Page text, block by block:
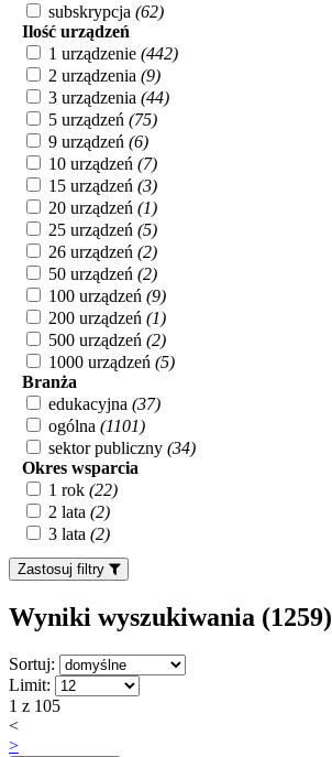
subskrypcja (62)
Ilość urządzeń
1 urządzenie (442)
2 urządzenia (9)
3 urządzenia (44)
5 urządzeń (75)
9 urządzeń (6)
10 urządzeń (7)
15 urządzeń (3)
20 urządzeń (1)
25 urządzeń (5)
26 urządzeń (2)
50 urządzeń (2)
100 urządzeń (9)
200 urządzeń (1)
500 urządzeń (2)
1000 urządzeń (5)
Branża
edukacyjna (37)
ogólna (1101)
sektor publiczny (34)
Okres wsparcia
1 rok (22)
2 lata (2)
3 lata (2)
Zastosuj filtry
Wyniki wyszukiwania (1259)
Sortuj:
Limit:
1 z 105
<
>